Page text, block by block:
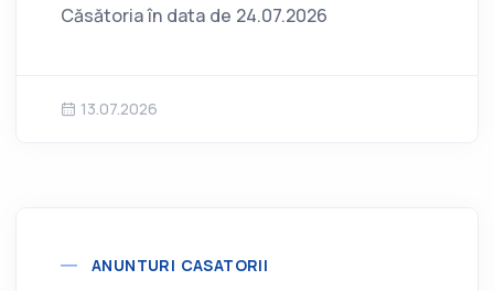
Căsătoria în data de 24.07.2026
13.07.2026
ANUNTURI CASATORII